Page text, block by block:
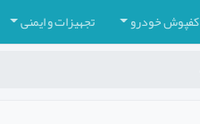
کفپوش خودرو تجهیزات و ایمنی